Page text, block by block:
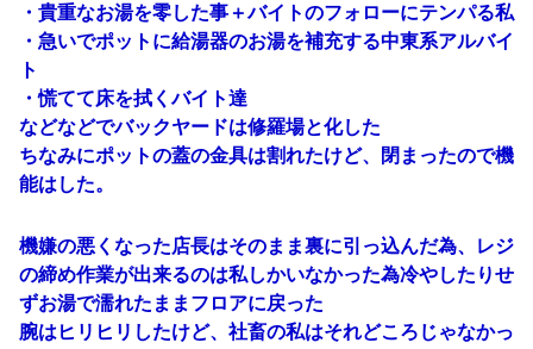
・貴重なお湯を零した事＋バイトのフォローにテンパる私
・急いでポットに給湯器のお湯を補充する中東系アルバイ
ト
・慌てて床を拭くバイト達
などなどでバックヤードは修羅場と化した
ちなみにポットの蓋の金具は割れたけど、閉まったので機
能はした。
機嫌の悪くなった店長はそのまま裏に引っ込んだ為、レジ
の締め作業が出来るのは私しかいなかった為冷やしたりせ
ずお湯で濡れたままフロアに戻った
腕はヒリヒリしたけど、社畜の私はそれどころじゃなかっ